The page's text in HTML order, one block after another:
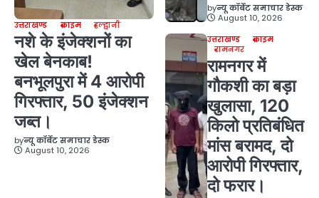
उत्तराखण्ड क्राइम हल्द्वानी
नशे के इंजेक्शनों का
खेल बेनकाब!
बनभूलपुरा में 4 आरोपी
गिरफ्तार, 50 इंजेक्शन
जब्त।
byन्यू कॉर्बेट समाचार डेस्क
August 10, 2026
byन्यू कॉर्बेट समाचार डेस्क
August 10, 2026
उत्तराखण्ड
क्राइम
रामनगर
रामनगर में
गौकशी का बड़ा
खुलासा, 120
किलो प्रतिबंधित
मांस बरामद, दो
आरोपी गिरफ्तार,
दो फरार।